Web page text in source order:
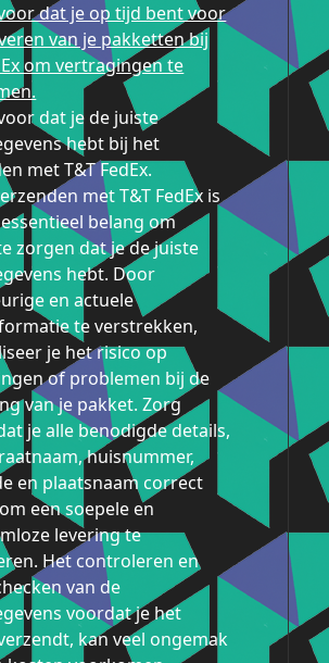
dat je op tijd bent voor
van je pakketten bij
om vertragingen te
dat je de juiste
hebt bij het
met T&T FedEx.
met T&T FedEx is
belang om
zorgen dat je de juiste
hebt. Door
en actuele
te verstrekken,
je het risico op
of problemen bij de
van je pakket. Zorg
je alle benodigde details,
huisnummer,
en plaatsnaam correct
een soepele en
levering te
Het controleren en
van de
voordat je het
kan veel ongemak